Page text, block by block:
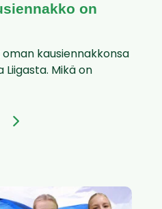
on
oman kausiennakkonsa
Liigasta. Mikä on